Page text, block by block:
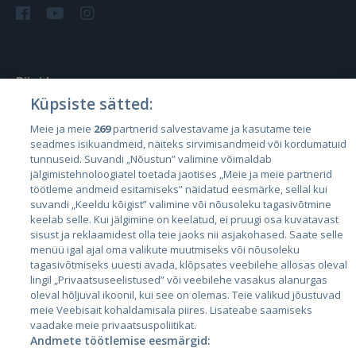
Riigid
Eesti
Läti
Leedu
City24.lv
City24.ee
CVbankas.lt
Kainos.lt
Küpsiste sätted:
Meie ja meie 269partnerid salvestavame ja kasutame teie
seadmes isikuandmeid, näiteks sirvimisandmeid või kordumatuid
tunnuseid. Suvandi „Nõustun” valimine võimaldab
jälgimistehnoloogiatel toetada jaotises „Meie ja meie partnerid
töötleme andmeid esitamiseks” näidatud eesmärke, sellal kui
suvandi „Keeldu kõigist” valimine või nõusoleku tagasivõtmine
keelab selle. Kui jälgimine on keelatud, ei pruugi osa kuvatavast
sisust ja reklaamidest olla teie jaoks nii asjakohased. Saate selle
menüü igal ajal oma valikute muutmiseks või nõusoleku
tagasivõtmiseks uuesti avada, klõpsates veebilehe allosas oleval
lingil „Privaatsuseelistused” või veebilehe vasakus alanurgas
oleval hõljuval ikoonil, kui see on olemas. Teie valikud jõustuvad
meie Veebisait kohaldamisala piires. Lisateabe saamiseks
vaadake meie privaatsuspoliitikat.
Andmete töötlemise eesmärgid: